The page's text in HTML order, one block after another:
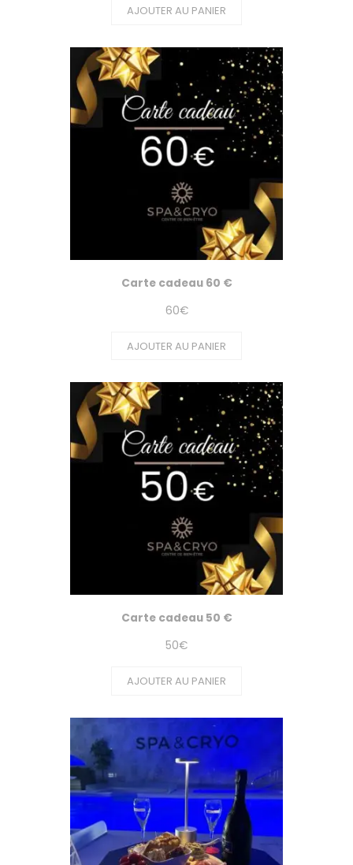
AJOUTER AU PANIER
Carte cadeau 60 €
60€
AJOUTER AU PANIER
Carte cadeau 50 €
50€
AJOUTER AU PANIER